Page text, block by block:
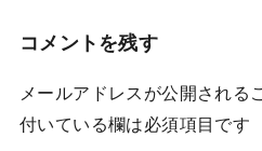
コメントを残す
メールアドレスが公開される
付いている欄は必須項目です